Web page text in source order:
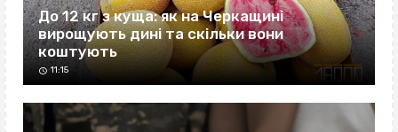
До 12 кг з куща: як на Черкащині
вирощують дині та скільки вони
коштують
11:15